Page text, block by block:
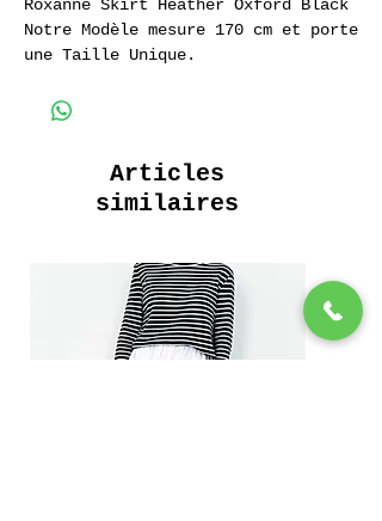
Roxanne Skirt Heather Oxford Black
Notre Modèle mesure 170 cm et porte
une Taille Unique.
Jupe Longue
Tissu 100% Coton Oxford Chiné
200 Grammes
Elasticated Waist
2 inside pockets
100% Heather Oxford Cotton
Articles
similaires